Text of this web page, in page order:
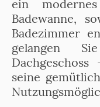
ein
Badewanne,
Badezimmer
gelangen
seine